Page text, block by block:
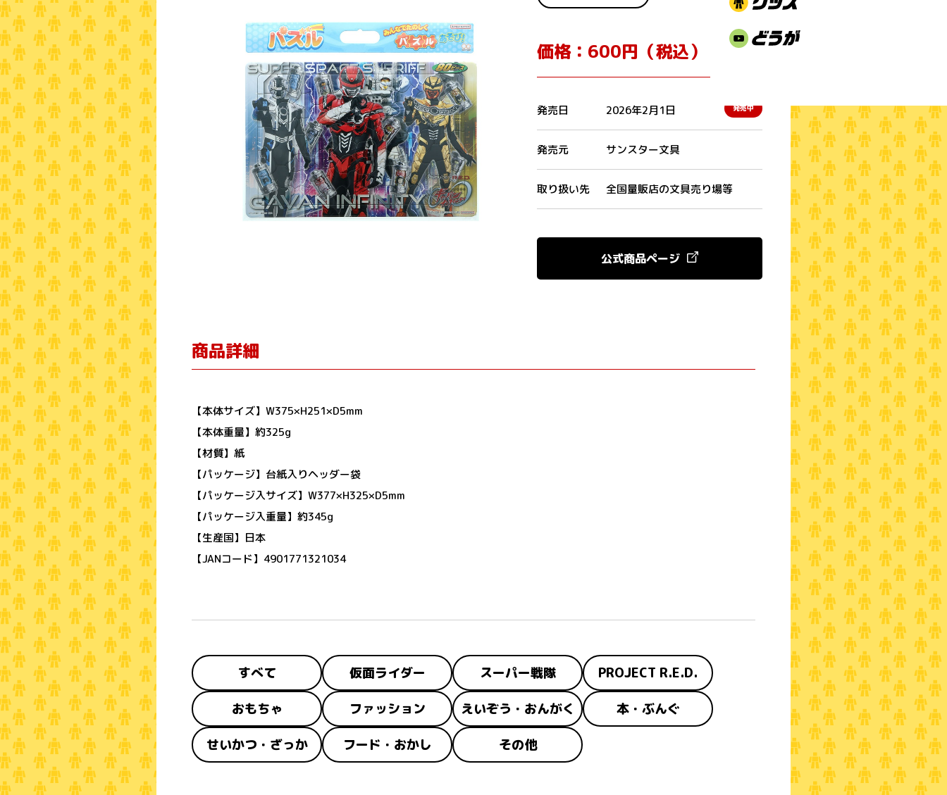
価格：600円（税込）
発売日 2026年2月1日 発売中
発売元 サンスター文具
取り扱い先 全国量販店の文具売り場等
公式商品ページ
商品詳細
【本体サイズ】W375×H251×D5mm
【本体重量】約325g
【材質】紙
【パッケージ】台紙入りヘッダー袋
【パッケージ入サイズ】W377×H325×D5mm
【パッケージ入重量】約345g
【生産国】日本
【JANコード】4901771321034
すべて 仮面ライダー スーパー戦隊 PROJECT R.E.D.
おもちゃ ファッション えいぞう・おんがく 本・ぶんぐ
せいかつ・ざっか フード・おかし その他